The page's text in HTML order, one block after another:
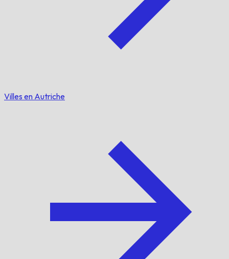
Villes en Autriche